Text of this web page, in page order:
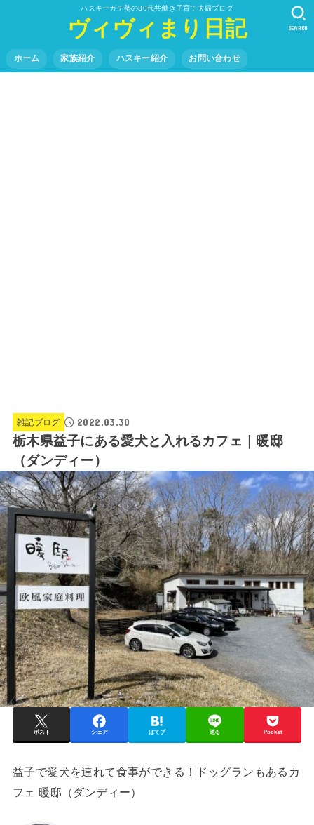
ハスキーガチ勢の30代共働き子育て夫婦ブログ
ヴィヴィまり日記
ホーム 家族紹介 ハスキー紹介 お問い合わせ
SEARCH
雑記ブログ 2022.03.30
栃木県益子にある愛犬と入れるカフェ｜暖邸
（ダンディー）
ポスト シェア はてブ 送る Pocket
益子で愛犬を連れて食事ができる！ドッグランもあるカ
フェ 暖邸（ダンディー）